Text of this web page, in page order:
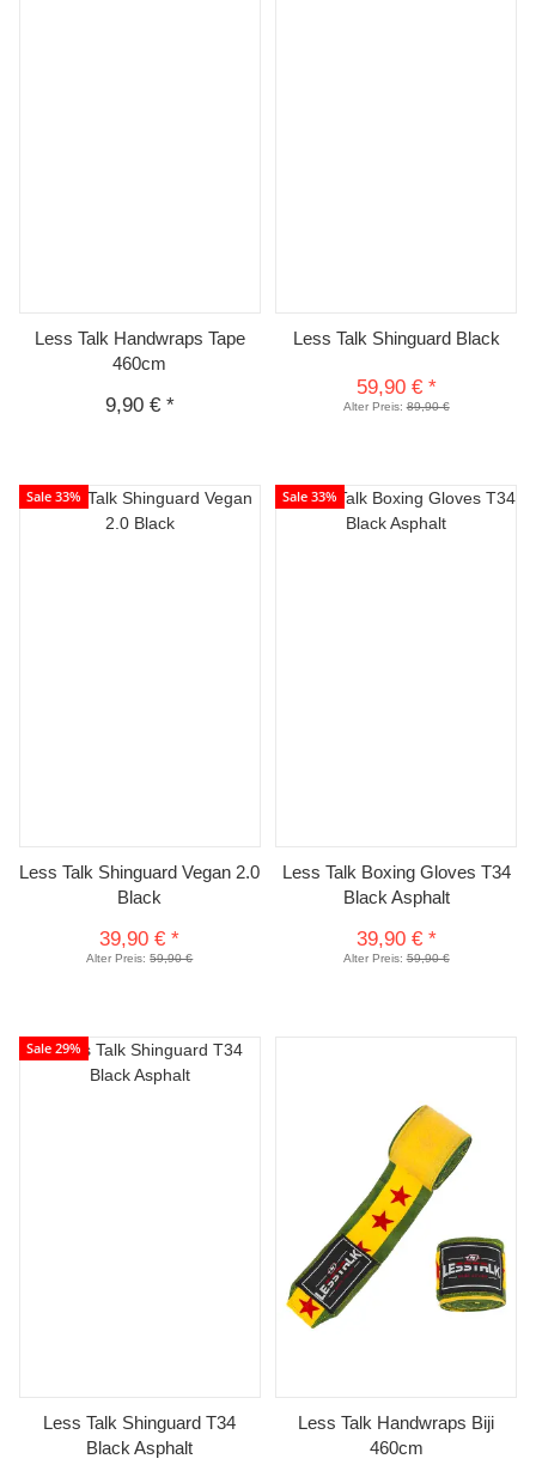
Less Talk Handwraps Tape
460cm
9,90 € *
Less Talk Shinguard Black
59,90 € *
Alter Preis:89,90 €
Sale 33%
Less Talk Shinguard Vegan 2.0
Black
39,90 €*
Alter Preis:59,90 €
Sale 33%
Less Talk Boxing Gloves T34
Black Asphalt
39,90 € *
Alter Preis:59,90 €
Sale 29%
Less Talk Shinguard T34
Black Asphalt
Less Talk Handwraps Biji
460cm